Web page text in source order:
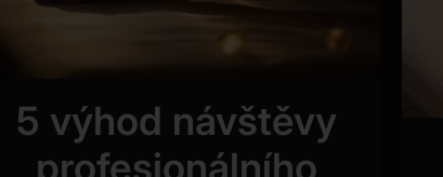
5 výhod návštěvy